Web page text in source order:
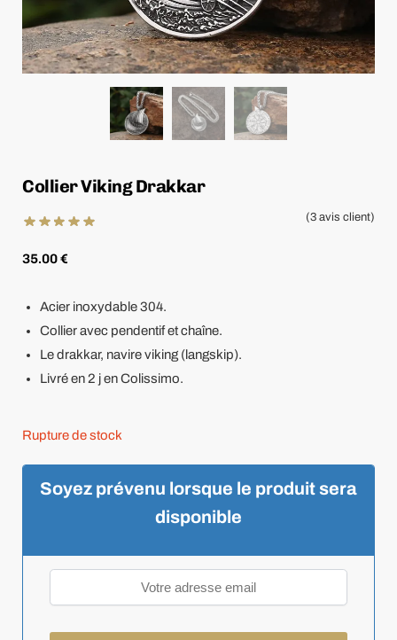
Collier Viking Drakkar
(3 avis client)
35.00€
Acier inoxydable 304.
Collier avec pendentif et chaîne.
Le drakkar, navire viking (langskip).
Livré en 2 j en Colissimo.
Rupture de stock
Soyez prévenu lorsque le produit sera
disponible